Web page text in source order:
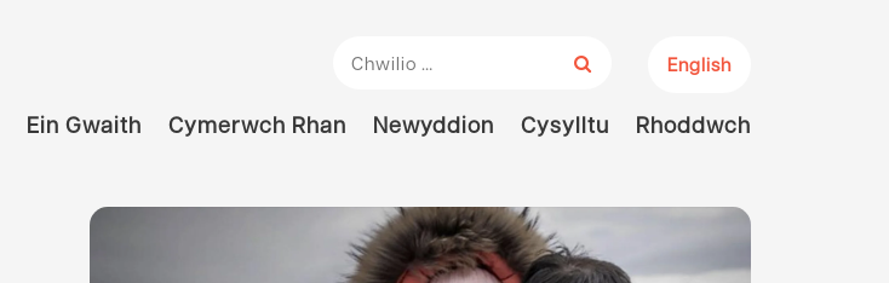
Chwiliwch am: English
Ein Gwaith Cymerwch Rhan Newyddion Cysylltu Rhoddwch